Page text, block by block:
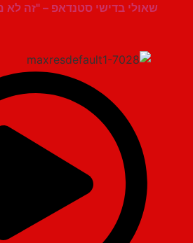
שאולי בדישי סטנדאפ – "זה לא מצחיק"